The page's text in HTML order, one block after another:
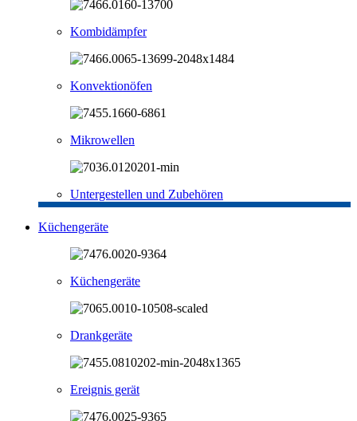
Kombidämpfer
Konvektionöfen
Mikrowellen
Untergestellen und Zubehören
Küchengeräte
Küchengeräte
Drankgeräte
Ereignis gerät